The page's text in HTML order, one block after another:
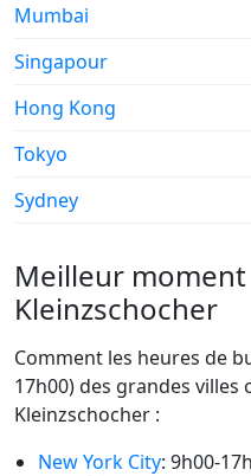
Mumbai
Singapour
Hong Kong
Tokyo
Sydney
Meilleur
Kleinzschocher
Comment les heures de
17h00) des grandes
Kleinzschocher :
New York City: 9h00-